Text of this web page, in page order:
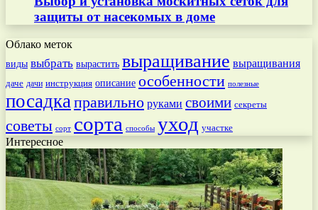
защиты от насекомых в доме
Облако меток
виды выбрать вырастить выращивание выращивания
даче дачи инструкция описание особенности полезные
посадкаправильно руками своими секреты
советы сорт сорта способы уход участке
Интересное